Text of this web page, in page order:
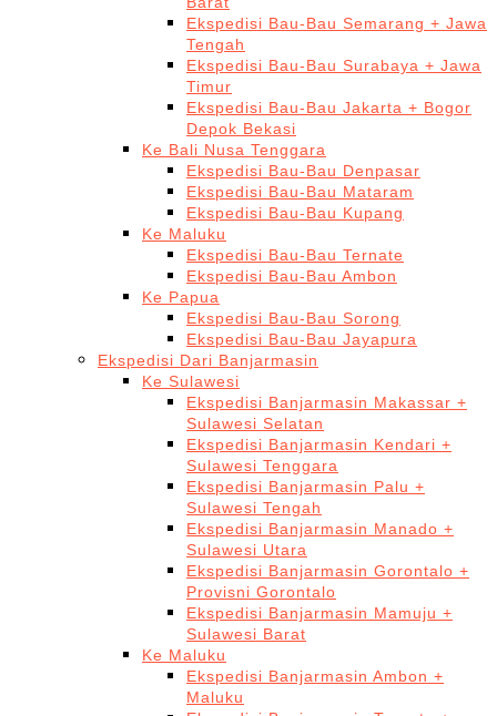
Ekspedisi Bau-Bau Semarang + Jawa
Tengah
Ekspedisi Bau-Bau Surabaya + Jawa
Timur
Ekspedisi Bau-Bau Jakarta + Bogor
Depok Bekasi
Ke Bali Nusa Tenggara
Ekspedisi Bau-Bau Denpasar
Ekspedisi Bau-Bau Mataram
Ekspedisi Bau-Bau Kupang
Ke Maluku
Ekspedisi Bau-Bau Ternate
Ekspedisi Bau-Bau Ambon
Ke Papua
Ekspedisi Bau-Bau Sorong
Ekspedisi Bau-Bau Jayapura
Ekspedisi Dari Banjarmasin
Ke Sulawesi
Ekspedisi Banjarmasin Makassar +
Sulawesi Selatan
Ekspedisi Banjarmasin Kendari +
Sulawesi Tenggara
Ekspedisi Banjarmasin Palu +
Sulawesi Tengah
Ekspedisi Banjarmasin Manado +
Sulawesi Utara
Ekspedisi Banjarmasin Gorontalo +
Provisni Gorontalo
Ekspedisi Banjarmasin Mamuju +
Sulawesi Barat
Ke Maluku
Ekspedisi Banjarmasin Ambon +
Maluku